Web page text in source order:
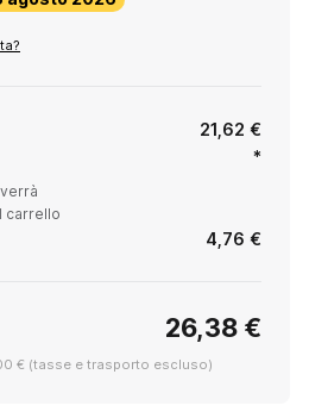
21,62 €
carrello
*
4,76 €
26,38 €
€ (tasse e trasporto escluso)